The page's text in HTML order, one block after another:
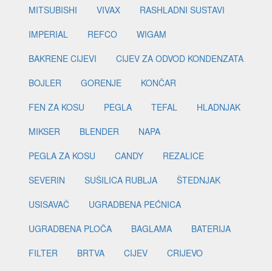
MITSUBISHI
VIVAX
RASHLADNI SUSTAVI
IMPERIAL
REFCO
WIGAM
BAKRENE CIJEVI
CIJEV ZA ODVOD KONDENZATA
BOJLER
GORENJE
KONČAR
FEN ZA KOSU
PEGLA TEFAL
HLADNJAK
MIKSER
BLENDER
NAPA
PEGLA ZA KOSU
CANDY
REZALICE
SEVERIN
SUŠILICA RUBLJA
ŠTEDNJAK
USISAVAČ
UGRADBENA PEĆNICA
UGRADBENA PLOČA
BAGLAMA
BATERIJA
FILTER
BRTVA CIJEV
CRIJEVO